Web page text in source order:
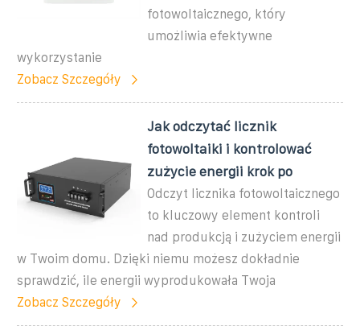
fotowoltaicznego, który
umożliwia efektywne
wykorzystanie
Zobacz Szczegóły
Jak odczytać licznik
fotowoltaiki i kontrolować
zużycie energii krok po
Odczyt licznika fotowoltaicznego
to kluczowy element kontroli
nad produkcją i zużyciem energii
w Twoim domu. Dzięki niemu możesz dokładnie
sprawdzić, ile energii wyprodukowała Twoja
Zobacz Szczegóły